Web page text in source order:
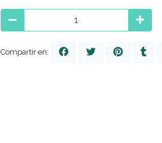
Compartir en: